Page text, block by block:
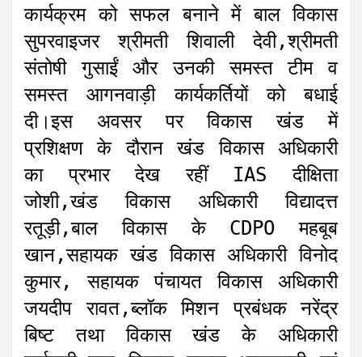
कार्यक्रम को सफल बनाने में बाल विकास
सुपरवाइजर श्रीमती शिवाली देवी,श्रीमती
संतोषी गुसाईं और उनकी समस्त टीम व
समस्त आगनवाड़ी कार्यकर्तियों को बधाई
दी।इस अवसर पर विकास खंड में
प्रशिक्षण के दौरान खंड विकास अधिकारी
का प्रभार देख रहीं IAS दीक्षिता
जोशी,खंड विकास अधिकारी विद्यादत्त
रतूड़ी,बाल विकास के CDPO महबूब
खान,सहायक खंड विकास अधिकारी विनोद
कुमार, सहायक पंचायत विकास अधिकारी
जयदीप रावत,ब्लॉक मिशन प्रबंधक नरेंद्र
बिष्ट तथा विकास खंड के अधिकारी